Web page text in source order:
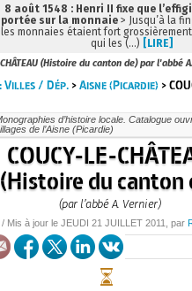
(Histoire du canton de) par l'abbé
Villes / Dép. >Aisne (Picardie) >
d’histoire locale. Catalogue
de l’Aisne (Picardie)
COUCY-LE-
(Histoire du canton
(par l’abbé A. Vernier)
/ Mis à jour leJEUDI 21 JUILLET 2011 , par
8 août 1548 : Henri II fixe que
portée sur la monnaie > Jusqu’à la
les monnaies étaient fort
qui les (…) [LIRE]